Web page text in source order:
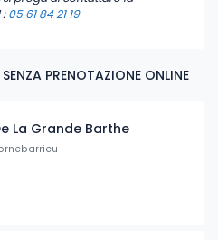
:05 61 84 21 19
PRENOTAZIONE ONLINE
La Grande Barthe